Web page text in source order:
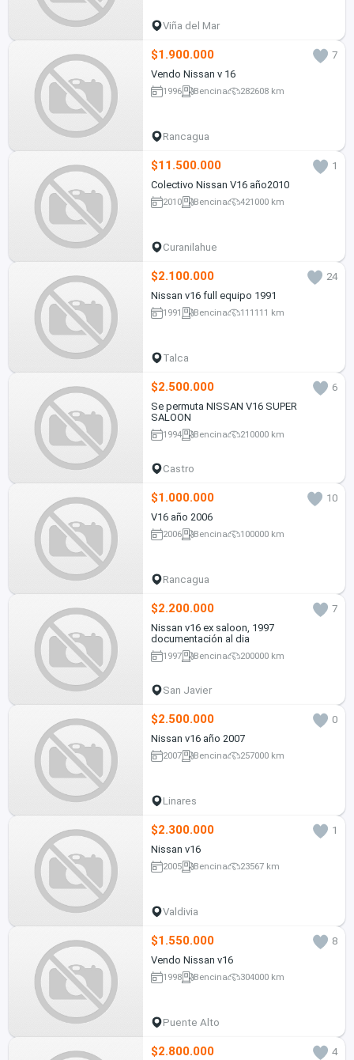
Viña del Mar
$1.900.000
7
Vendo Nissan v 16
1996 Bencina 282608 km
Rancagua
$11.500.000
1
Colectivo Nissan V16 año2010
2010 Bencina 421000 km
Curanilahue
$2.100.000
24
Nissan v16 full equipo 1991
1991 Bencina 111111 km
Talca
$2.500.000
6
Se permuta NISSAN V16 SUPER
SALOON
1994 Bencina 210000 km
Castro
$1.000.000
10
V16 año 2006
2006 Bencina 100000 km
Rancagua
$2.200.000
7
Nissan v16 ex saloon, 1997
documentación al dia
1997 Bencina 200000 km
San Javier
$2.500.000
0
Nissan v16 año 2007
2007 Bencina 257000 km
Linares
$2.300.000
1
Nissan v16
2005 Bencina 23567 km
Valdivia
$1.550.000
8
Vendo Nissan v16
1998 Bencina 304000 km
Puente Alto
$2.800.000
4